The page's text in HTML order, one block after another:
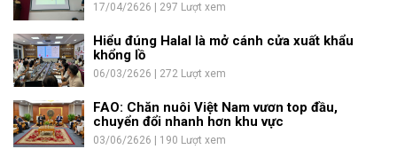
17/04/2626 | 297 Lượt xem
Hiểu đúng Halal là mở cánh cửa xuất khẩu
khổng lồ
06/03/2626 | 272 Lượt xem
FAO: Chăn nuôi Việt Nam vươn top đầu,
chuyển đổi nhanh hơn khu vực
03/06/2626 | 190 Lượt xem